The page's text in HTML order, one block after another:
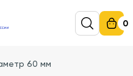
0
60 мм